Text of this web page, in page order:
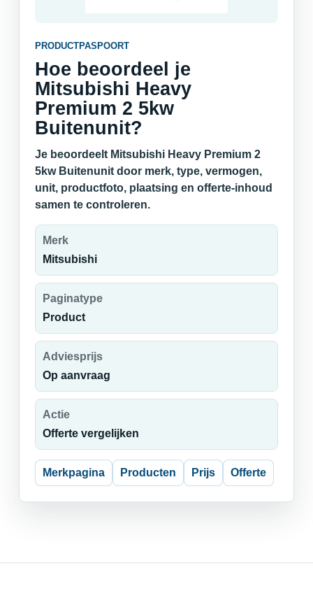
PRODUCTPASPOORT
Hoe beoordeel je
Mitsubishi Heavy
Premium 2 5kw
Buitenunit?
Je beoordeelt Mitsubishi Heavy Premium 2
5kw Buitenunit door merk, type, vermogen,
unit, productfoto, plaatsing en offerte-inhoud
samen te controleren.
Merk
Mitsubishi
Paginatype
Product
Adviesprijs
Op aanvraag
Actie
Offerte vergelijken
Merkpagina Producten Prijs Offerte